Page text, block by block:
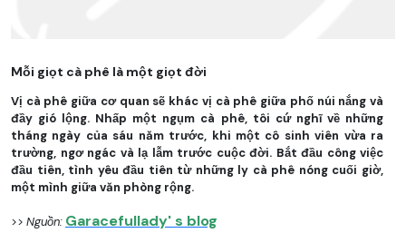
Mỗi giọt cà phê là một giọt đời
Vị cà phê giữa cơ quan sẽ khác vị cà phê giữa phố núi nắng và
đầy gió lộng. Nhấp một ngụm cà phê, tôi cứ nghĩ về những
tháng ngày của sáu năm trước, khi một cô sinh viên vừa ra
trường, ngơ ngác và lạ lẫm trước cuộc đời. Bắt đầu công việc
đầu tiên, tình yêu đầu tiên từ những ly cà phê nóng cuối giờ,
một mình giữa văn phòng rộng.
>> Nguồn: Garacefullady' s blog